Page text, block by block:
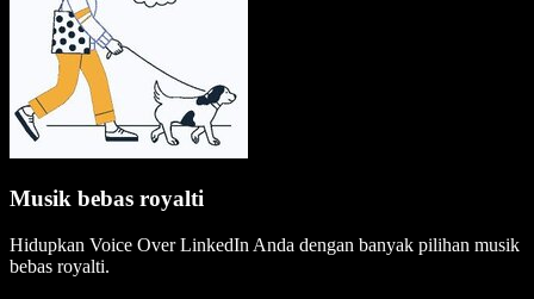
Musik bebas royalti
Hidupkan Voice Over LinkedIn Anda dengan banyak pilihan musik
bebas royalti.